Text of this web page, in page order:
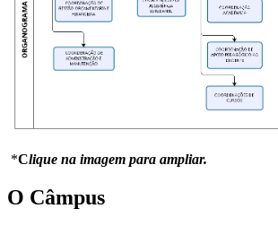
*Clique na imagem para ampliar.
O Câmpus